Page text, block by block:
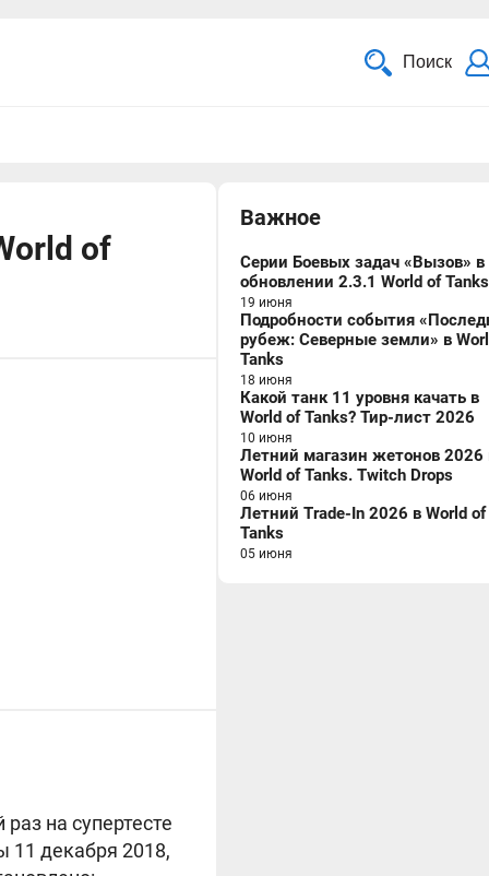
Поиск
of
на супертесте
11 декабря 2018,
Важное
Серии Боевых задач «Вызов» в
обновлении 2.3.1 World of Tanks
19 июня
Подробности события
рубеж: Северные земли» в
Tanks
18 июня
Какой танк 11 уровня качать в
World of Tanks? Тир-лист 2026
10 июня
Летний магазин жетонов 2026
World of Tanks. Twitch Drops
06 июня
Летний Trade-In 2026 в World of
Tanks
05 июня